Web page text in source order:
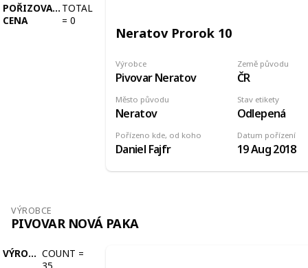
POŘIZOVACÍ
CENA
TOTAL
= 0
Neratov Prorok 10
Výrobce
Pivovar Neratov
Země původu
ČR
Pořízeno kde, od koho
Daniel Fajfr
Stav etikety
Odlepená
Datum pořízení
19 Aug 2018
Město původu
Neratov
VÝROBCE
PIVOVAR NOVÁ PAKA
VÝROBCE COUNT =
35